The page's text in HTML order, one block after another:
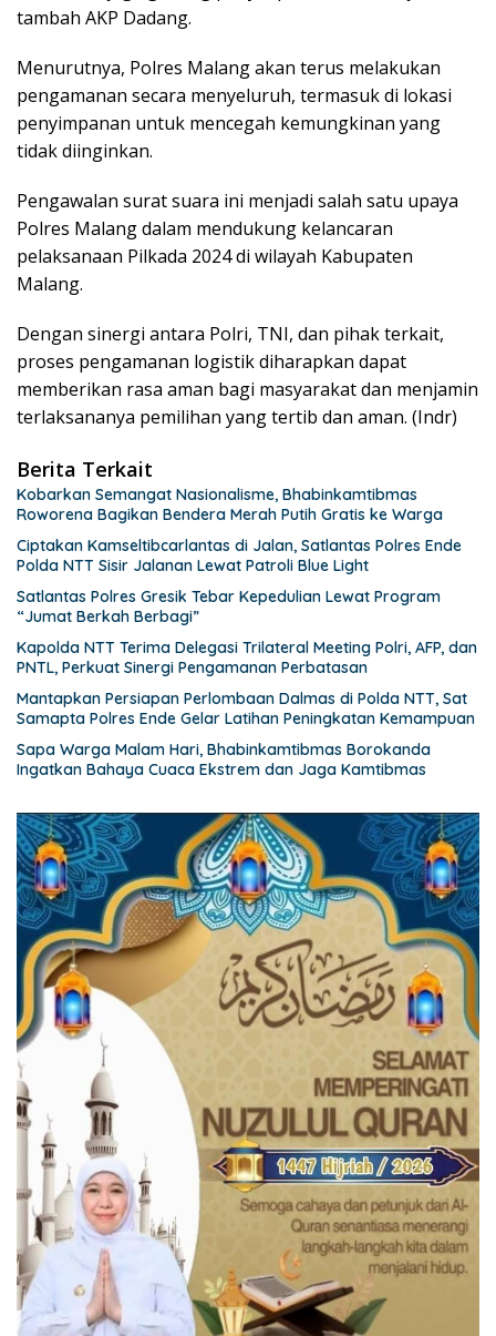
tambah AKP Dadang.
Menurutnya, Polres Malang akan terus melakukan
pengamanan secara menyeluruh, termasuk di lokasi
penyimpanan untuk mencegah kemungkinan yang
tidak diinginkan.
Pengawalan surat suara ini menjadi salah satu upaya
Polres Malang dalam mendukung kelancaran
pelaksanaan Pilkada 2024 di wilayah Kabupaten
Malang.
Dengan sinergi antara Polri, TNI, dan pihak terkait,
proses pengamanan logistik diharapkan dapat
memberikan rasa aman bagi masyarakat dan menjamin
terlaksananya pemilihan yang tertib dan aman. (Indr)
Berita Terkait
Kobarkan Semangat Nasionalisme, Bhabinkamtibmas
Roworena Bagikan Bendera Merah Putih Gratis ke Warga
Ciptakan Kamseltibcarlantas di Jalan, Satlantas Polres Ende
Polda NTT Sisir Jalanan Lewat Patroli Blue Light
Satlantas Polres Gresik Tebar Kepedulian Lewat Program
“Jumat Berkah Berbagi”
Kapolda NTT Terima Delegasi Trilateral Meeting Polri, AFP, dan
PNTL, Perkuat Sinergi Pengamanan Perbatasan
Mantapkan Persiapan Perlombaan Dalmas di Polda NTT, Sat
Samapta Polres Ende Gelar Latihan Peningkatan Kemampuan
Sapa Warga Malam Hari, Bhabinkamtibmas Borokanda
Ingatkan Bahaya Cuaca Ekstrem dan Jaga Kamtibmas